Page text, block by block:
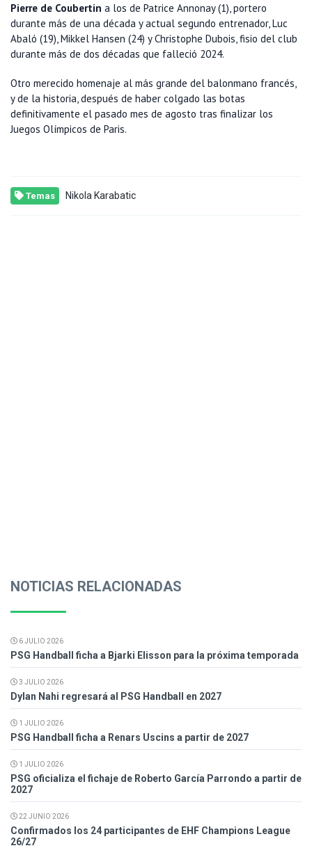
Pierre de Coubertin a los de Patrice Annonay (1), portero
durante más de una década y actual segundo entrenador, Luc
Abaló (19), Mikkel Hansen (24) y Christophe Dubois, fisio del club
durante más de dos décadas que falleció 2024.
Otro merecido homenaje al más grande del balonmano francés,
y de la historia, después de haber colgado las botas
definitivamente el pasado mes de agosto tras finalizar los
Juegos Olímpicos de Paris.
Temas Nikola Karabatic
NOTICIAS RELACIONADAS
6 JULIO 2026
PSG Handball ficha a Bjarki Elisson para la próxima temporada
3 JULIO 2026
Dylan Nahi regresará al PSG Handball en 2027
1 JULIO 2026
PSG Handball ficha a Renars Uscins a partir de 2027
1 JULIO 2026
PSG oficializa el fichaje de Roberto García Parrondo a partir de
2027
22 JUNIO 2026
Confirmados los 24 participantes de EHF Champions League
26/27